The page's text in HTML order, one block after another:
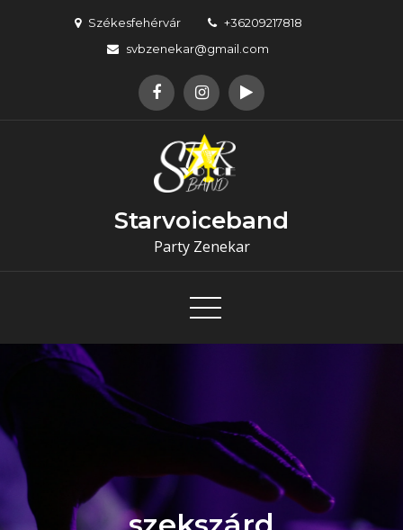
Székesfehérvár
+36209217818
svbzenekar@gmail.com
Starvoiceband
Party Zenekar